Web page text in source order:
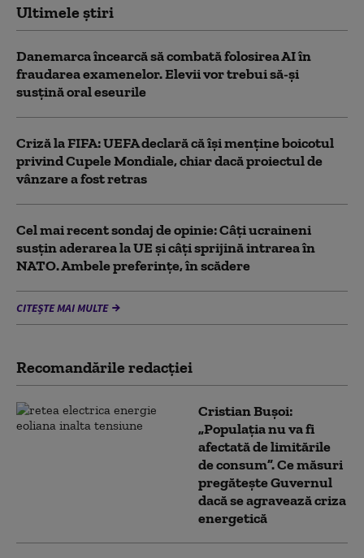
Ultimele știri
Danemarca încearcă să combată folosirea AI în
fraudarea examenelor. Elevii vor trebui să-şi
susţină oral eseurile
Criză la FIFA: UEFA declară că îşi menţine boicotul
privind Cupele Mondiale, chiar dacă proiectul de
vânzare a fost retras
Cel mai recent sondaj de opinie: Câți ucraineni
susțin aderarea la UE și câți sprijină intrarea în
NATO. Ambele preferințe, în scădere
CITEȘTE MAI MULTE
Recomandările redacţiei
Cristian Bușoi:
„Populația nu va fi
afectată de limitările
de consum”. Ce măsuri
pregătește Guvernul
dacă se agravează criza
energetică